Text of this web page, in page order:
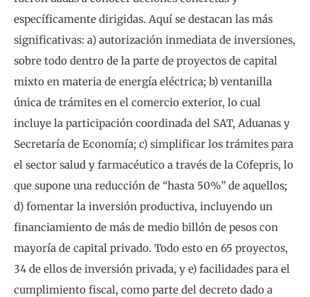
específicamente dirigidas. Aquí se destacan las más
significativas: a) autorización inmediata de inversiones,
sobre todo dentro de la parte de proyectos de capital
mixto en materia de energía eléctrica; b) ventanilla
única de trámites en el comercio exterior, lo cual
incluye la participación coordinada del SAT, Aduanas y
Secretaría de Economía; c) simplificar los trámites para
el sector salud y farmacéutico a través de la Cofepris, lo
que supone una reducción de “hasta 50%” de aquellos;
d) fomentar la inversión productiva, incluyendo un
financiamiento de más de medio billón de pesos con
mayoría de capital privado. Todo esto en 65 proyectos,
34 de ellos de inversión privada, y e) facilidades para el
cumplimiento fiscal, como parte del decreto dado a